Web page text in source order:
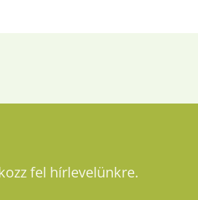
fel hírlevelünkre.